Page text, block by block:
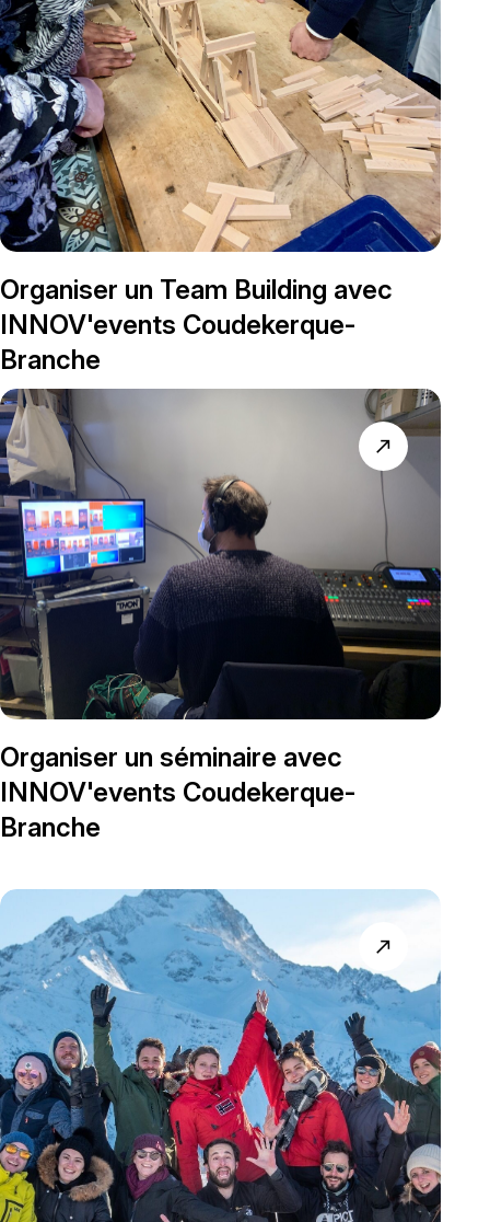
Organiser un Team Building avec
INNOV'events Coudekerque-
Branche
Organiser un séminaire avec
INNOV'events Coudekerque-
Branche
north_east
north_east